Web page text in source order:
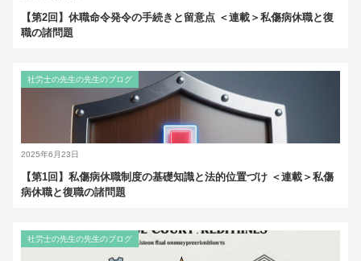
【第2回】休職命令発令の手続きと留意点 ＜連載＞私傷病休職と復
職の諸問題
2025年6月23日
社労士の先生の先生のブログ
【第1回】私傷病休職制度の基礎知識と法的位置づけ ＜連載＞私傷
病休職と復職の諸問題
社労士の先生の先生のブログ